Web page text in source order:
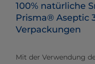
100% natürliche
Prisma® Aseptic
Verpackungen
Mit der Verwendung